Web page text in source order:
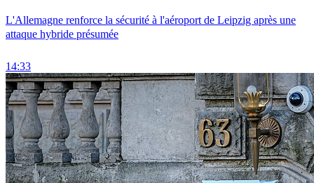
L'Allemagne renforce la sécurité à l'aéroport de Leipzig après une
attaque hybride présumée
14:33